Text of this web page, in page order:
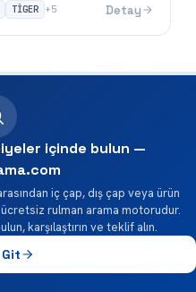
TİGER +5 Detay
içinde bulun —
iç çap, dış çap veya ürün
rulman arama motorudur.
karşılaştırın ve teklif alın.